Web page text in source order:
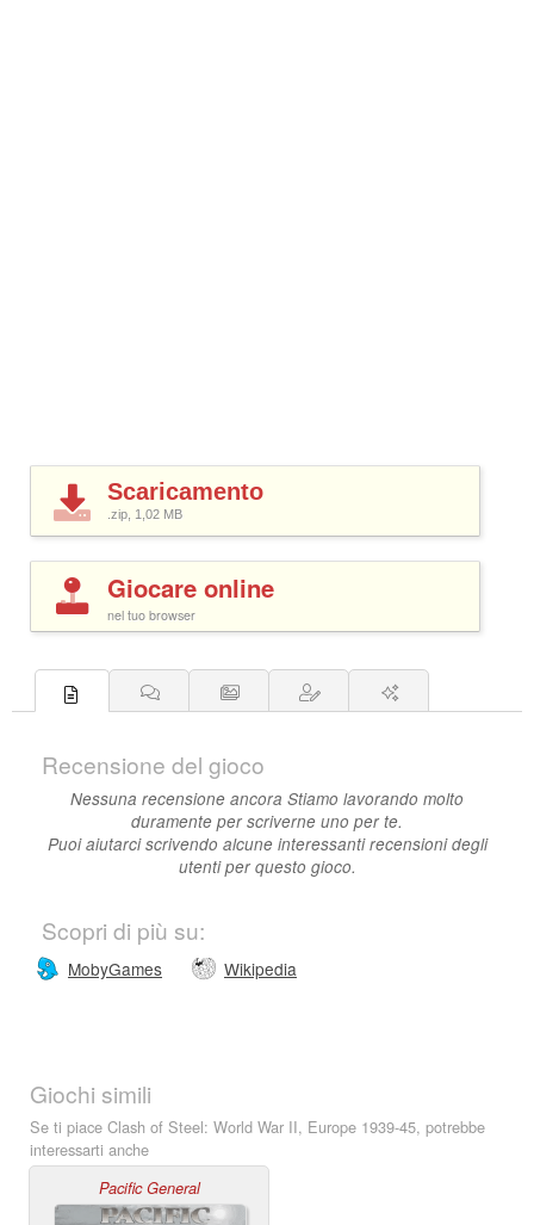
Scaricamento
.zip, 1,02 MB
Giocare online
nel tuo browser
Recensione del gioco
Nessuna recensione ancora Stiamo lavorando molto
duramente per scriverne uno per te.
Puoi aiutarci scrivendo alcune interessanti recensioni degli
utenti per questo gioco.
Scopri di più su:
MobyGames Wikipedia
Giochi simili
Se ti piace Clash of Steel: World War II, Europe 1939-45, potrebbe
interessarti anche
Pacific General